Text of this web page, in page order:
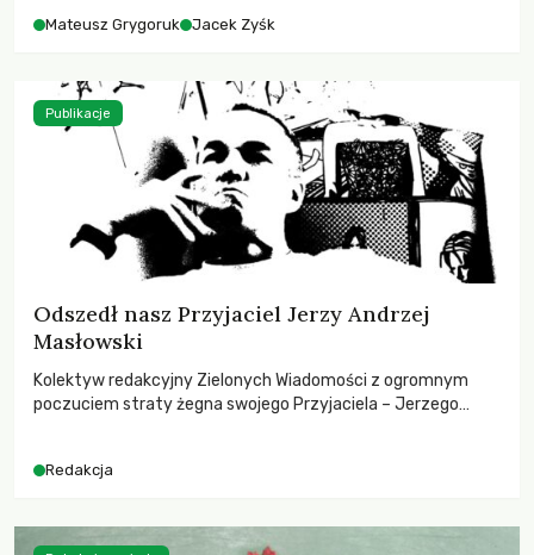
Mateusz Grygoruk Jacek Zyśk
Odszedł nasz Przyjaciel Jerzy Andrzej
Masłowski
Kolektyw redakcyjny Zielonych Wiadomości z ogromnym
poczuciem straty żegna swojego Przyjaciela – Jerzego
Redakcja
Publikacje